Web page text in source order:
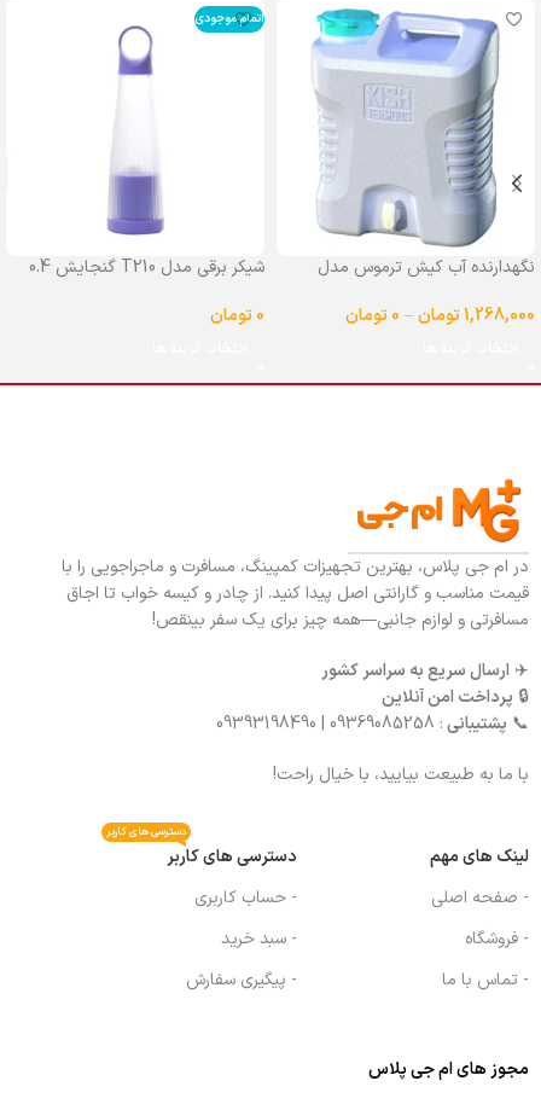
نگهدارنده آب کیش ترموس مدل
1,268,000تومان–
0تومان
اتمام موجودی
شیکر برقی مدل T210 گنجایش 0.4
0تومان
در ام جی پلاس، بهترین تجهیزات کمپینگ، مسافرت و ماجراجویی را با
قیمت مناسب و گارانتی اصل پیدا کنید. از چادر و کیسه خواب تا اجاق
مسافرتی و لوازم جانبی—همه چیز برای یک سفر بینقص!
✈️ ارسال سریع به سراسر کشور
🔒 پرداخت امن آنلاین
📞 پشتیبانی: 09369085258 | 09393198490
با ما به طبیعت بیایید، با خیال راحت!
لینک های مهم
- صفحه اصلی
- فروشگاه
- تماس با ما
دسترسی های کاربر
دسترسی های کاربر
- حساب کاربری
- سبد خرید
- پیگیری سفارش
مجوز های ام جی پلاس